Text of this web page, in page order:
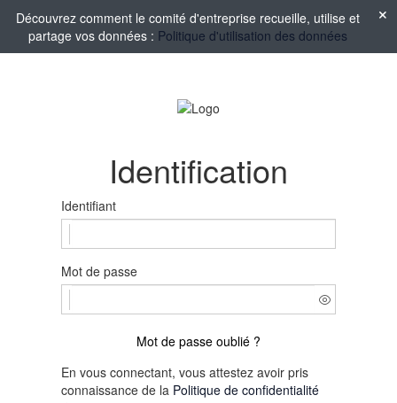
Découvrez comment le comité d'entreprise recueille, utilise et
partage vos données : Politique d'utilisation des données
Identification
Identifiant
Mot de passe
Mot de passe oublié ?
En vous connectant, vous attestez avoir pris
connaissance de la Politique de confidentialité